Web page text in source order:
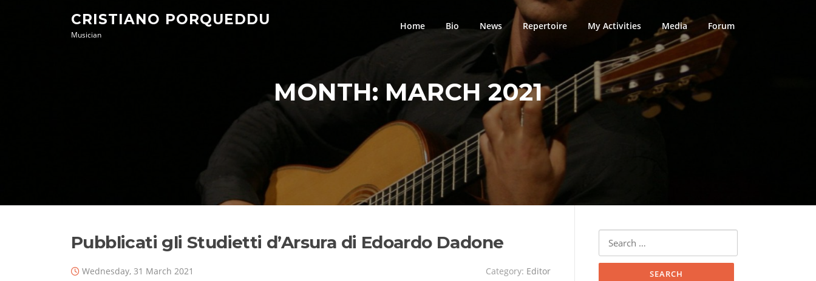
CRISTIANO PORQUEDDU
Musician
Home Bio News Repertoire My Activities Media Forum
MONTH: MARCH 2021
Pubblicati gli Studietti d’Arsura di Edoardo Dadone
Wednesday, 31 March 2021 Category: Editor